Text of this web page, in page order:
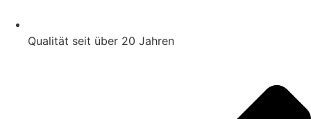
Qualität seit über 20 Jahren